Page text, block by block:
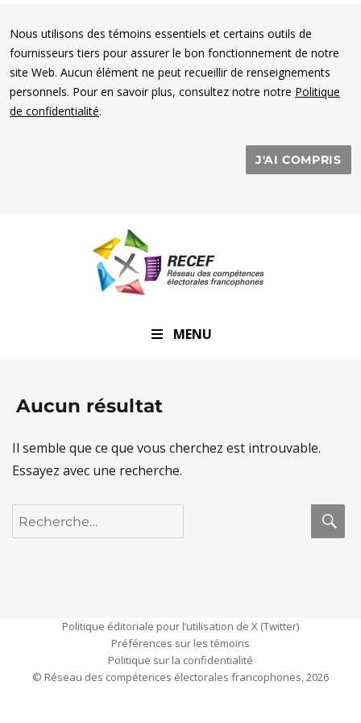
Nous utilisons des témoins essentiels et certains outils de
fournisseurs tiers pour assurer le bon fonctionnement de notre
site Web. Aucun élément ne peut recueillir de renseignements
personnels. Pour en savoir plus, consultez notre notre Politique
de confidentialité.
J'AI COMPRIS
Aucun résultat
Il semble que ce que vous cherchez est introuvable.
Essayez avec une recherche.
Recherche
pour :
MENU
Politique éditoriale pour l’utilisation de X (Twitter)
Préférences sur les témoins
Politique sur la confidentialité
© Réseau des compétences électorales francophones, 2026